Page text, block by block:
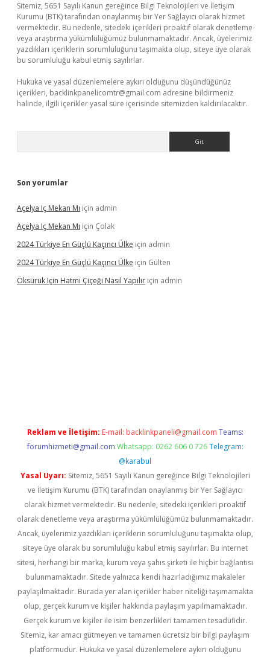
Sitemiz, 5651 Sayılı Kanun gereğince Bilgi Teknolojileri ve İletişim
Kurumu (BTK) tarafından onaylanmış bir Yer Sağlayıcı olarak hizmet
vermektedir. Bu nedenle, sitedeki içerikleri proaktif olarak denetleme
veya araştırma yükümlülüğümüz bulunmamaktadır. Ancak, üyelerimiz
yazdıkları içeriklerin sorumluluğunu taşımakta olup, siteye üye olarak
bu sorumluluğu kabul etmiş sayılırlar.
Hukuka ve yasal düzenlemelere aykırı olduğunu düşündüğünüz
içerikleri, backlinkpanelicomtr@gmail.com adresine bildirmeniz
halinde, ilgili içerikler yasal süre içerisinde sitemizden kaldırılacaktır.
Son yorumlar
Açelya Iç Mekan Mı için admin
Açelya Iç Mekan Mı için Çolak
2024 Türkiye En Güçlü Kaçıncı Ülke için admin
2024 Türkiye En Güçlü Kaçıncı Ülke için Gülten
Öksürük Için Hatmi Çiçeği Nasıl Yapılır için admin
Reklam ve İletişim: E-mail: backlinkpaneli@gmail.com Teams:
forumhizmeti@gmail.com Whatsapp: 0262 606 0 726 Telegram:
@karabul
Yasal Uyarı: Sitemiz, 5651 Sayılı Kanun gereğince Bilgi Teknolojileri
ve İletişim Kurumu (BTK) tarafından onaylanmış bir Yer Sağlayıcı
olarak hizmet vermektedir. Bu nedenle, sitedeki içerikleri proaktif
olarak denetleme veya araştırma yükümlülüğümüz bulunmamaktadır.
Ancak, üyelerimiz yazdıkları içeriklerin sorumluluğunu taşımakta olup,
siteye üye olarak bu sorumluluğu kabul etmiş sayılırlar. Bu internet
sitesi, herhangi bir marka, kurum veya şahıs şirketi ile hiçbir bağlantısı
bulunmamaktadır. Sitede yalnızca kendi hazırladığımız makaleler
paylaşılmaktadır. Burada yer alan içerikler haber niteliği taşımamakta
olup, gerçek kurum ve kişiler hakkında paylaşım yapılmamaktadır.
Gerçek kurum ve kişiler ile isim benzerlikleri tamamen tesadüfidir.
Sitemiz, kar amacı gütmeyen ve tamamen ücretsiz bir bilgi paylaşım
platformudur. Hukuka ve yasal düzenlemelere aykırı olduğunu